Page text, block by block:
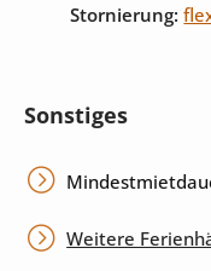
Stornierung:
Sonstiges
Weitere